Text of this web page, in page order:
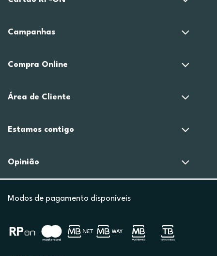
Campanhas
Compra Online
Área de Cliente
Estamos contigo
Opinião
Modos de pagamento disponíveis